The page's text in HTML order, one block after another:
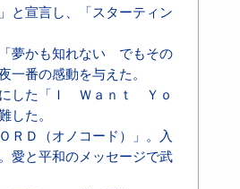
と宣言し、「スターティン
夢かも知れない でもその
番の感動を与えた。
にした「Ｉ Ｗａｎｔ Ｙｏ
た。
ＲＤ（オノコード）」。入
愛と平和のメッセージで武